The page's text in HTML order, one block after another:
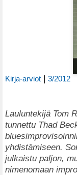
Kirja-arviot | 3/2012
Lauluntekijä Tom
tunnettu Thad
yhdistämiseen.
julkaistu paljon,
nimenomaan